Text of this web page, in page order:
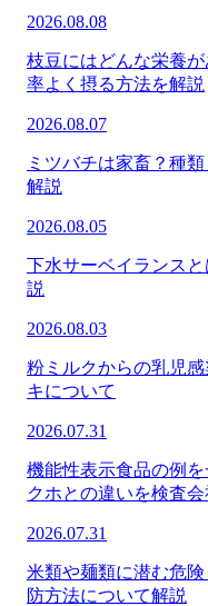
2026.08.08
枝豆にはどんな栄養
率よく摂る方法を解説
2026.08.07
ミツバチは家畜？種
解説
2026.08.05
下水サーベイランス
説
2026.08.03
粉ミルクからの乳児
キについて
2026.07.31
機能性表示食品の例
クホとの違いを検査
2026.07.31
米類や麺類に潜む危
防方法について解説